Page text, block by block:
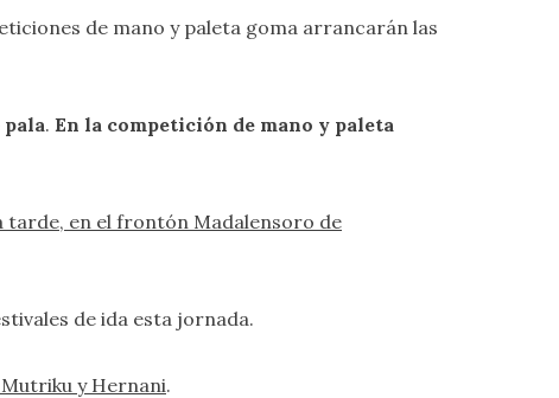
de mano y paleta goma arrancarán las
pala. En la competición de mano y paleta
tarde, en el frontón Madalensoro de
de ida esta jornada.
y Hernani.